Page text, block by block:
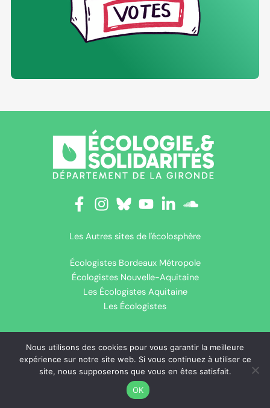
Les Autres sites de l'écolosphère
Écologistes Bordeaux Métropole
Écologistes Nouvelle-Aquitaine
Les Écologistes Aquitaine
Les Écologistes
Copyright © 2026 Ecologie & Solidarités - Département de la
Gironde |Thème WordPress Astra
Politique de cookies (UE)
Nous utilisons des cookies pour vous garantir la meilleure
expérience sur notre site web. Si vous continuez à utiliser ce
site, nous supposerons que vous en êtes satisfait.
OK